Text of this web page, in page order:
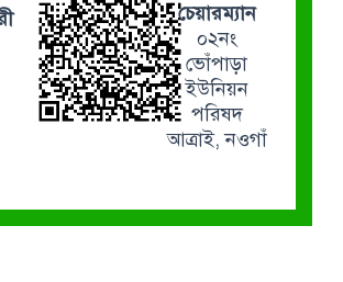
চেয়ারম্যান
০২নং
ভোঁপাড়া
ইউনিয়ন
পরিষদ
আত্রাই, নওগাঁ